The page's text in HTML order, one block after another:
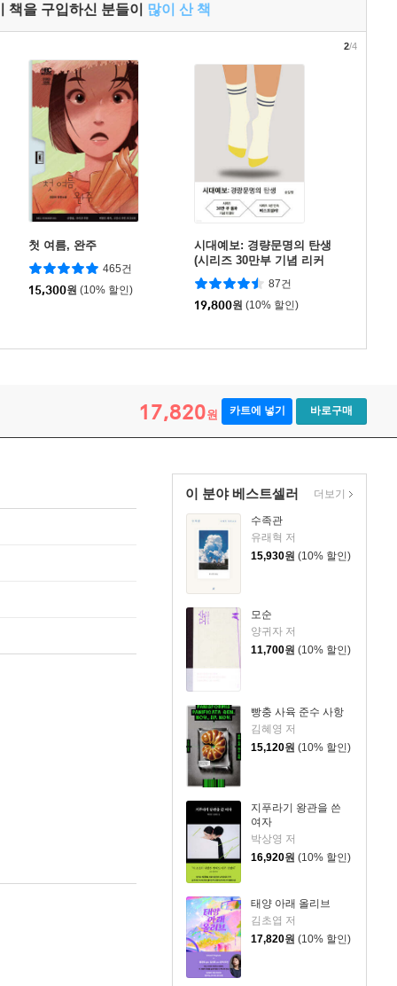
책을 구입하신 분들이 많이 산 책
첫 여름, 완주
465건
15,300원 (10% 할인)
시대예보: 경량문명의 탄생
(시리즈 30만부 기념 리커
버 한정판)
87건
19,800원 (10% 할인)
2/4
17,820원 카트에 넣기 바로구매
이 분야 베스트셀러
수족관
유래혁 저
15,930원 (10% 할인)
모순
양귀자 저
11,700원 (10% 할인)
빵충 사육 준수 사항
김혜영 저
15,120원 (10% 할인)
지푸라기 왕관을 쓴
여자
박상영 저
16,920원 (10% 할인)
태양 아래 올리브
김초엽 저
17,820원 (10% 할인)
더보기